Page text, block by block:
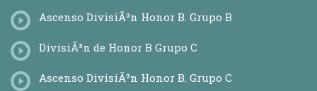
Ascenso DivisiÃ³n Honor B. Grupo B
DivisiÃ³n de Honor B Grupo C
Ascenso DivisiÃ³n Honor B. Grupo C